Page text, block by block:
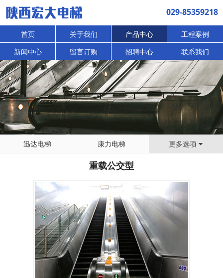
029-85359218
首页 关于我们 产品中心
工程案例
新闻中心
留言订购 招聘中心 联系我们
迅达电梯 康力电梯 更多选项
重载公交型